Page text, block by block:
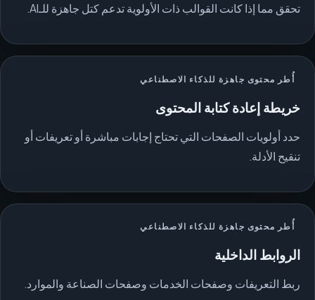
تحقق مما إذا كانت القوالب ذات الأولوية تدعم كتل جاهزة للـAI.
أُطر محتوى جاهزة للذكاء الاصطناعي
خريطة إعادة كتابة المحتوى
حدد أولويات الصفحات التي تحتاج إجابات مباشرة أو تعريفات أو
تنقيح الأدلة.
أُطر محتوى جاهزة للذكاء الاصطناعي
الروابط الداخلية
ربط التعريفات وصفحات الخدمات وصفحات الصناعة والموارد.